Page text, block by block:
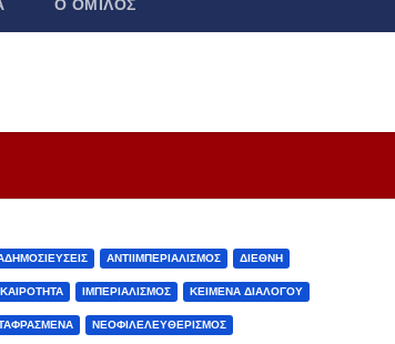
Ο ΌΜΙΛΟΣ
ΑΝΤΙΙΜΠΕΡΙΑΛΙΣΜΌΣ ΔΙΕΘΝΉ
ΙΜΠΕΡΙΑΛΙΣΜΌΣ ΚΕΊΜΕΝΑ ΔΙΑΛΌΓΟΥ
ΝΕΟΦΙΛΕΛΕΥΘΕΡΙΣΜΌΣ